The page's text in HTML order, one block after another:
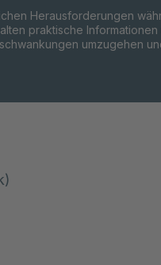
Herausforderungen
praktische Informationen
umzugehen